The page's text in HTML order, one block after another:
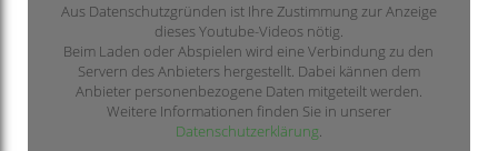
Aus Datenschutzgründen ist Ihre Zustimmung zur Anzeige
dieses Youtube-Videos nötig.
Beim Laden oder Abspielen wird eine Verbindung zu den
Servern des Anbieters hergestellt. Dabei kännen dem
Anbieter personenbezogene Daten mitgeteilt werden.
Weitere Informationen finden Sie in unserer
Datenschutzerklärung.